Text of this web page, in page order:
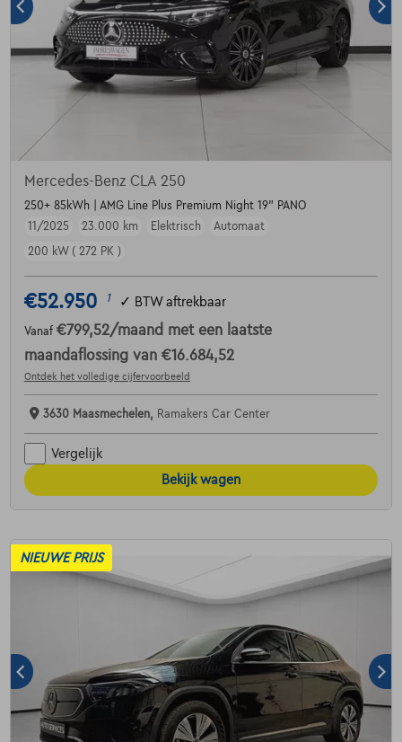
Mercedes-Benz CLA 250
250+ 85kWh | AMG Line Plus Premium Night 19" PANO
11/2025
23.000 km Elektrisch
Automaat
200 kW ( 272 PK )
€52.950 1 ✓ BTW aftrekbaar
Vanaf €799,52/maand met een laatste
maandaflossing van €16.684,52
Ontdek het volledige cijfervoorbeeld
3630 Maasmechelen, Ramakers Car Center
Vergelijk
Bekijk wagen
NIEUWE PRIJS